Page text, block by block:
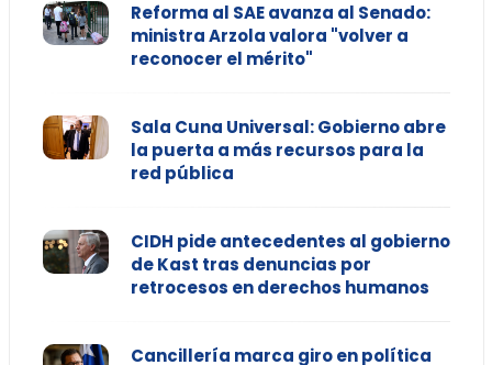
Reforma al SAE avanza al Senado:
ministra Arzola valora "volver a
reconocer el mérito"
Sala Cuna Universal: Gobierno abre
la puerta a más recursos para la
red pública
CIDH pide antecedentes al gobierno
de Kast tras denuncias por
retrocesos en derechos humanos
Cancillería marca giro en política